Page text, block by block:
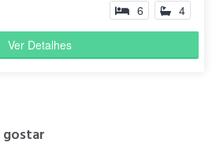
6 4
Ver Detalhes